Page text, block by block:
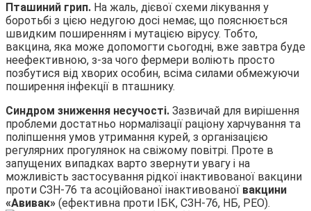
Пташиний грип. На жаль, дієвої схеми лікування у
боротьбі з цією недугою досі немає, що пояснюється
швидким поширенням і мутацією вірусу. Тобто,
вакцина, яка може допомогти сьогодні, вже завтра буде
неефективною, з-за чого фермери воліють просто
позбутися від хворих особин, всіма силами обмежуючи
поширення інфекції в пташнику.
Синдром зниження несучості. Зазвичай для вирішення
проблеми достатньо нормалізації раціону харчування та
поліпшення умов утримання курей, з організацією
регулярних прогулянок на свіжому повітрі. Проте в
запущених випадках варто звернути увагу і на
можливість застосування рідкої інактивованої вакцини
проти СЗН-76 та асоційованої інактивованої вакцини
«Авивак» (ефективна проти ІБК, СЗН-76, НБ, РЕО).